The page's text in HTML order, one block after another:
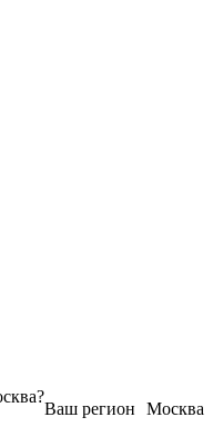
Москва
Ваш регион
?